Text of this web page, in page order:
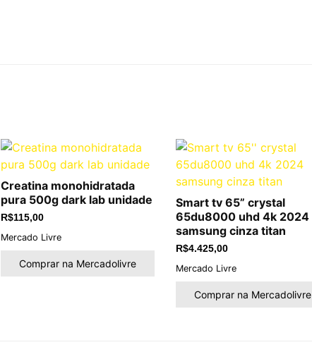
Creatina monohidratada
pura 500g dark lab unidade
R$115,00
Mercado Livre
Comprar na Mercadolivre
Smart tv 65” crystal
65du8000 uhd 4k 2024
samsung cinza titan
R$4.425,00
Mercado Livre
Comprar na Mercadolivre